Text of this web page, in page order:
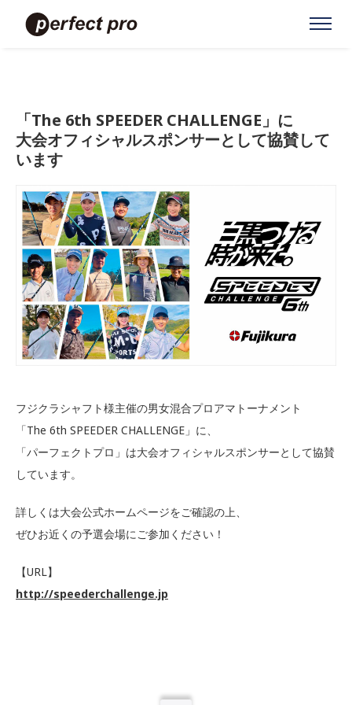
「The 6th SPEEDER CHALLENGE」に
大会オフィシャルスポンサーとして協賛して
います
フジクラシャフト様主催の男女混合プロアマトーナメント
「The 6th SPEEDER CHALLENGE」に、
「パーフェクトプロ」は大会オフィシャルスポンサーとして協賛
しています。
詳しくは大会公式ホームページをご確認の上、
ぜひお近くの予選会場にご参加ください！
【URL】
http://speederchallenge.jp